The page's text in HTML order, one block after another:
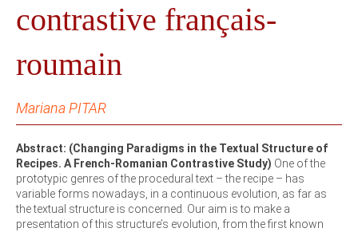
contrastive français-
roumain
Mariana PITAR
Abstract: (Changing Paradigms in the Textual Structure of
Recipes. A French-Romanian Contrastive Study) One of the
prototypic genres of the procedural text – the recipe – has
variable forms nowadays, in a continuous evolution, as far as
the textual structure is concerned. Our aim is to make a
presentation of this structure’s evolution, from the first known